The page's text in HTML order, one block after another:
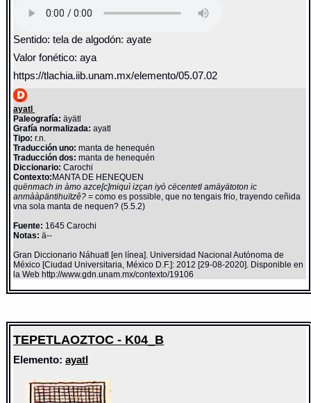
Sentido: tela de algodón: ayate
Valor fonético: aya
https://tlachia.iib.unam.mx/elemento/05.07.02
ayatl
Paleografía: äyätl
Grafía normalizada: ayatl
Tipo: r.n.
Traducción uno: manta de henequén
Traducción dos: manta de henequén
Diccionario:Carochi
Contexto: MANTA DE HENEQUEN
quënmach in àmo azce[c]miquì izçan iyò cëcentetl amäyätoton ic
anmààpäntihuïtzê?= como es possible, que no tengais frio, trayendo ceñida
vna sola manta de nequen? (5.5.2)
Fuente: 1645 Carochi
Notas: ä--
Gran Diccionario Náhuatl [en línea]. Universidad Nacional Autónoma de
México [Ciudad Universitaria, México D.F.]: 2012 [29-08-2020]. Disponible en
la Web http://www.gdn.unam.mx/contexto/19106
TEPETLAOZTOC - K04_B
Elemento:ayatl